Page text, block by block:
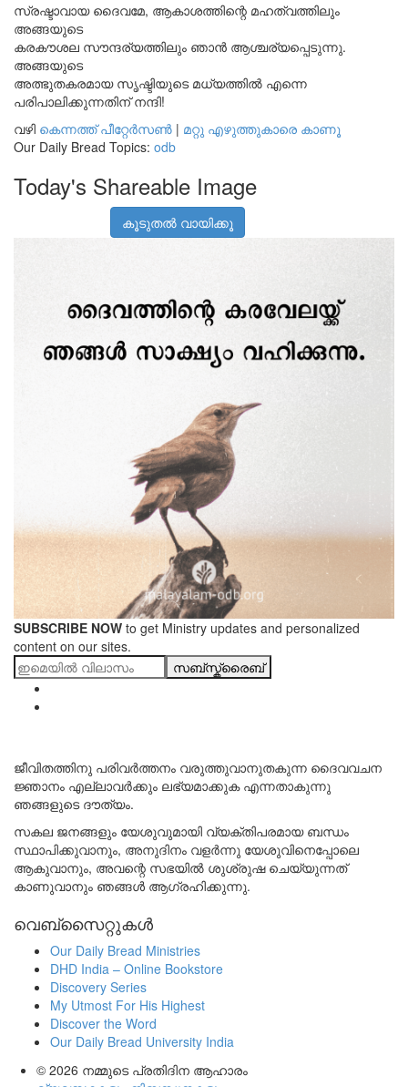
സ്രഷ്ടാവായ ദൈവമേ, ആകാശത്തിന്റെ മഹത്വത്തിലും
അങ്ങയുടെ
കരകൗശല സൗന്ദര്യത്തിലും ഞാൻ ആശ്ചര്യപ്പെടുന്നു.
അങ്ങയുടെ
അത്ഭുതകരമായ സൃഷ്ടിയുടെ മധ്യത്തിൽ എന്നെ
പരിപാലിക്കുന്നതിന് നന്ദി!
വഴി കെന്നത്ത് പീറ്റേർസൺ | മറ്റു എഴുത്തുകാരെ കാണൂ
Our Daily Bread Topics: odb
Today's Shareable Image
കൂടുതൽ വായിക്കൂ
SUBSCRIBE NOW to get Ministry updates and personalized
content on our sites.
സബ്സ്ക്രൈബ്
ജീവിതത്തിനു പരിവർത്തനം വരുത്തുവാനുതകുന്ന ദൈവവചന
ജ്ഞാനം എല്ലാവർക്കും ലഭ്യമാക്കുക എന്നതാകുന്നു
ഞങ്ങളുടെ ദൗത്യം.
സകല ജനങ്ങളും യേശുവുമായി വ്യക്തിപരമായ ബന്ധം
സ്ഥാപിക്കുവാനും, അനുദിനം വളർന്നു യേശുവിനെപ്പോലെ
ആകുവാനും, അവന്റെ സഭയിൽ ശുശ്രുഷ ചെയ്യുന്നത്
കാണുവാനും ഞങ്ങൾ ആഗ്രഹിക്കുന്നു.
വെബ്സൈറ്റുകൾ
Our Daily Bread Ministries
DHD India – Online Bookstore
Discovery Series
My Utmost For His Highest
Discover the Word
Our Daily Bread University India
© 2026 നമ്മുടെ പ്രതിദിന ആഹാരം